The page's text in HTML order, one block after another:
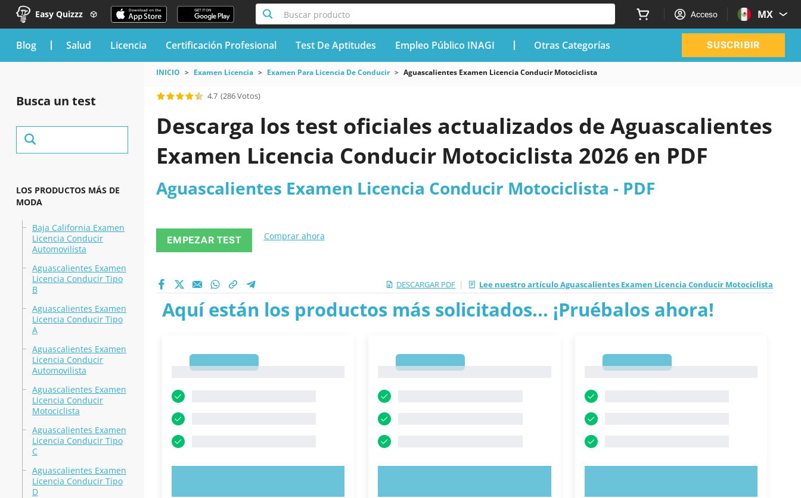
Easy Quizzz Buscar producto Acceso MX
blog Salud Licencia Certificación Profesional Test De Aptitudes Empleo Público INAGI Otras Categorías SUSCRIBIR
Busca un test
LOS PRODUCTOS MÁS DE
MODA
Baja California Examen
Licencia Conducir
Automovilista
Aguascalientes Examen
Licencia Conducir Tipo
B
Aguascalientes Examen
Licencia Conducir Tipo
A
Aguascalientes Examen
Licencia Conducir
Automovilista
Aguascalientes Examen
Licencia Conducir
Motociclista
Aguascalientes Examen
Licencia Conducir Tipo
C
Aguascalientes Examen
Licencia Conducir Tipo
D
INICIO Examen Licencia Examen Para Licencia De Conducir Aguascalientes Examen Licencia Conducir Motociclista
4.7 (286 Votos)
Descarga los test oficiales actualizados de Aguascalientes
Examen Licencia Conducir Motociclista 2026 en PDF
Aguascalientes Examen Licencia Conducir Motociclista - PDF
EMPEZAR TEST Comprar ahora
DESCARGAR PDF | Lee nuestro artículo Aguascalientes Examen Licencia Conducir Motociclista
Aquí están los productos más solicitados... ¡Pruébalos ahora!